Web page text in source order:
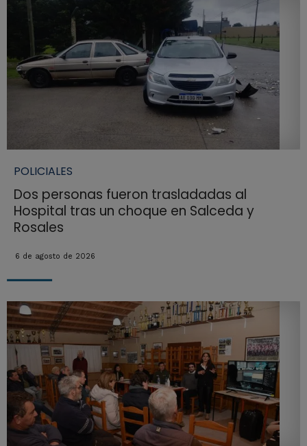
POLICIALES
Dos personas fueron trasladadas al
Hospital tras un choque en Salceda y
Rosales
6 de agosto de 2026